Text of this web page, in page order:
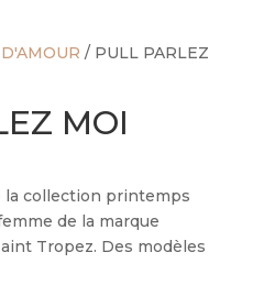
/ PULL PARLEZ
MOI
la collection printemps
de la marque
Tropez. Des modèles